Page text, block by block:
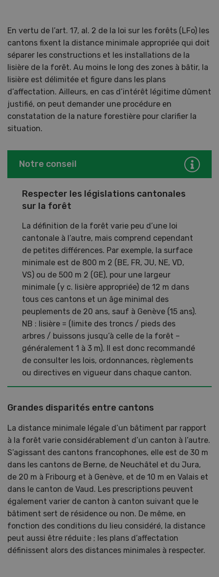
En vertu de l’art. 17, al. 2 de la loi sur les forêts (LFo) les
cantons fixent la distance minimale appropriée qui doit
séparer les constructions et les installations de la
lisière de la forêt. Au moins le long des zones à bâtir, la
lisière est délimitée et figure dans les plans
d’affectation. Ailleurs, en cas d’intérêt légitime dûment
justifié, on peut demander une procédure en
constatation de la nature forestière pour clarifier la
situation.
Notre conseil
Respecter les législations cantonales
sur la forêt
La définition de la forêt varie peu d’une loi
cantonale à l’autre, mais comprend cependant
de petites différences. Par exemple, la surface
minimale est de 800 m 2 (BE, FR, JU, NE, VD,
VS) ou de 500 m 2 (GE), pour une largeur
minimale (y c. lisière appropriée) de 12 m dans
tous ces cantons et un âge minimal des
peuplements de 20 ans, sauf à Genève (15 ans).
NB : lisière = (limite des troncs / pieds des
arbres / buissons jusqu’à celle de la forêt –
généralement 1 à 3 m). Il est donc recommandé
de consulter les lois, ordonnances, règlements
ou directives en vigueur dans chaque canton.
Grandes disparités entre cantons
La distance minimale légale d’un bâtiment par rapport
à la forêt varie considérablement d’un canton à l’autre.
S’agissant des cantons francophones, elle est de 30 m
dans les cantons de Berne, de Neuchâtel et du Jura,
de 20 m à Fribourg et à Genève, et de 10 m en Valais et
dans le canton de Vaud. Les prescriptions peuvent
également varier de canton à canton suivant que le
bâtiment sert de résidence ou non. De même, en
fonction des conditions du lieu considéré, la distance
peut aussi être réduite ; les plans d’affectation
définissent alors des distances minimales à respecter.